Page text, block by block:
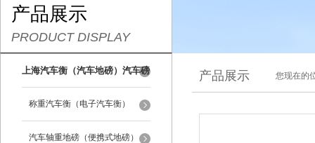
产品展示
PRODUCT DISPLAY
上海汽车衡（汽车地磅）汽车磅
秤称重汽车衡（电子汽车衡）
汽车轴重地磅（便携式地磅）
产品展示 您现在的